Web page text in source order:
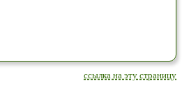
ссылка на эту страницу